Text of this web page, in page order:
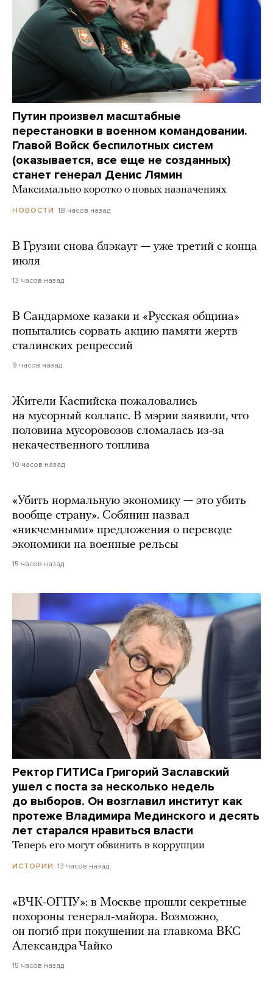
Путин произвел масштабные
перестановки в военном командовании.
Главой Войск беспилотных систем
(оказывается, все еще не созданных)
станет генерал Денис Лямин
Максимально коротко о новых назначениях
НОВОСТИ 18 часов назад
В Грузии снова блэкаут — уже третий с конца
июля
13 часов назад
В Сандармохе казаки и «Русская община»
попытались сорвать акцию памяти жертв
сталинских репрессий
9 часов назад
Жители Каспийска пожаловались
на мусорный коллапс. В мэрии заявили, что
половина мусоровозов сломалась из-за
некачественного топлива
10 часов назад
«Убить нормальную экономику — это убить
вообще страну». Собянин назвал
«никчемными» предложения о переводе
экономики на военные рельсы
15 часов назад
Ректор ГИТИСа Григорий Заславский
ушел с поста за несколько недель
до выборов. Он возглавил институт как
протеже Владимира Мединского и десять
лет старался нравиться власти
Теперь его могут обвинить в коррупции
ИСТОРИИ 13 часов назад
«ВЧК-ОГПУ»: в Москве прошли секретные
похороны генерал-майора. Возможно,
он погиб при покушении на главкома ВКС
Александра Чайко
15 часов назад